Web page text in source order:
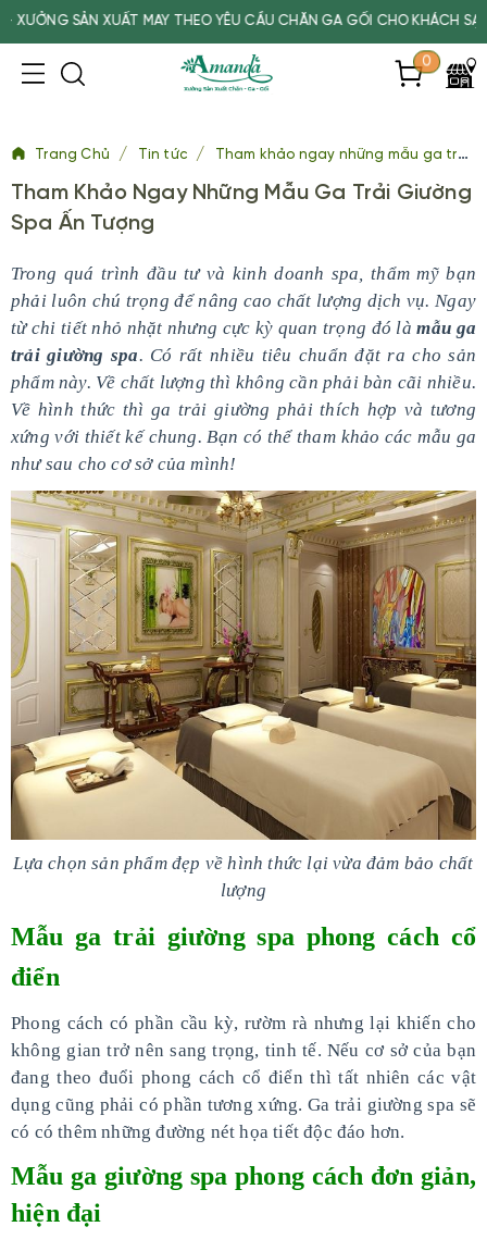
SẢN XUẤT MAY THEO YÊU CẦU CHĂN GA GỐI CHO KHÁCH SẠN, SPA,
0
Trang Chủ / Tin tức / Tham khảo ngay những mẫu ga trải giường spa ấn tượng
Tham Khảo Ngay Những Mẫu Ga Trải Giường
Spa Ấn Tượng
Trong quá trình đầu tư và kinh doanh spa, thẩm mỹ bạn
phải luôn chú trọng để nâng cao chất lượng dịch vụ. Ngay
từ chi tiết nhỏ nhặt nhưng cực kỳ quan trọng đó làmẫu ga
trải giường spa. Có rất nhiều tiêu chuẩn đặt ra cho sản
phẩm này. Về chất lượng thì không cần phải bàn cãi nhiều.
Về hình thức thì ga trải giường phải thích hợp và tương
xứng với thiết kế chung. Bạn có thể tham khảo các mẫu ga
như sau cho cơ sở của mình!
Lựa chọn sản phẩm đẹp về hình thức lại vừa đảm bảo chất
lượng
Mẫu ga trải giường spa phong cách cổ
điển
Phong cách có phần cầu kỳ, rườm rà nhưng lại khiến cho
không gian trở nên sang trọng, tinh tế. Nếu cơ sở của bạn
đang theo đuổi phong cách cổ điển thì tất nhiên các vật
dụng cũng phải có phần tương xứng. Ga trải giường spa sẽ
có có thêm những đường nét họa tiết độc đáo hơn.
Mẫu ga giường spa phong cách đơn giản,
hiện đại